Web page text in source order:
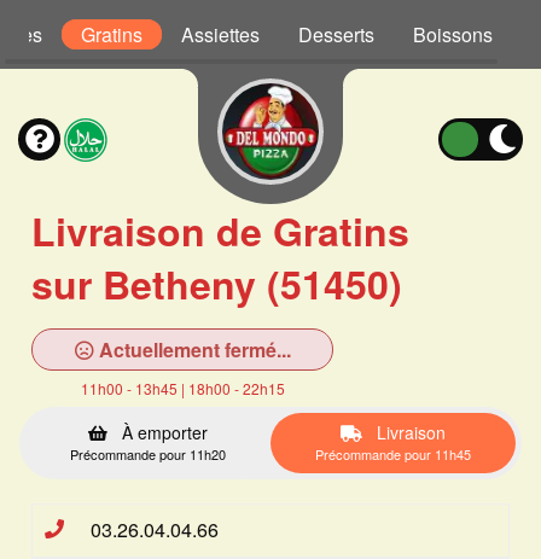
Gratins Assiettes Desserts Boissons
Livraison de Gratins
sur Betheny (51450)
Actuellement fermé...
11h00 - 13h45 | 18h00 - 22h15
À emporter
Précommande pour 11h20
Livraison
Précommande pour 11h45
03.26.04.04.66